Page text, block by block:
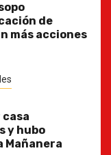
de
más acciones
y hubo
Mañanera